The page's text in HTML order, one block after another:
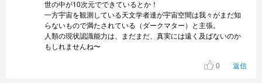
世の中が10次元でできているとか！
一方宇宙を観測している天文学者達が宇宙空間は我々がまだ知
らないもので満たされている（ダークマター）と主張。
人類の現状認識能力は、まだまだ、真実には遠く及ばないのか
もしれませんね〜
0
返信